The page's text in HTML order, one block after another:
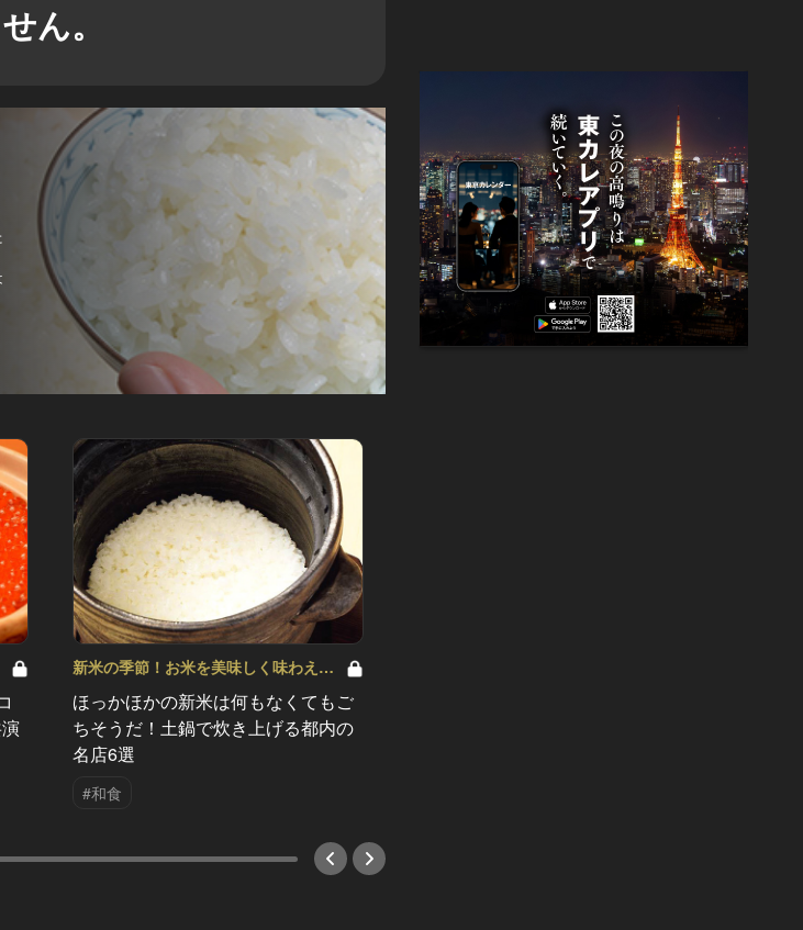
ん。
新米の季節！お米を美味しく味わえる
ほっかほかの新米は何もなくてもご
ちそうだ！土鍋で炊き上げる都内の
名店6選
#和食